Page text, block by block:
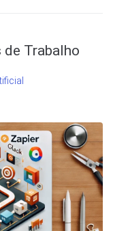
de Trabalho